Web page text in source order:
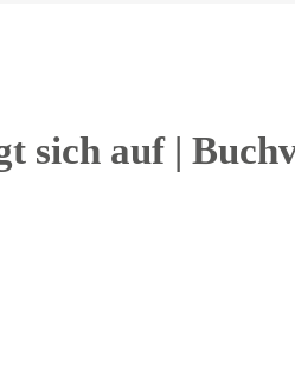
sich auf |